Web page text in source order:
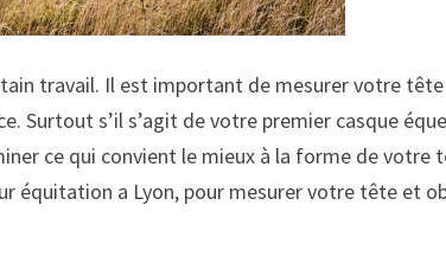
travail. Il est important de mesurer votre
Surtout s’il s’agit de votre premier casque
ce qui convient le mieux à la forme de votre
équitation a Lyon, pour mesurer votre tête et